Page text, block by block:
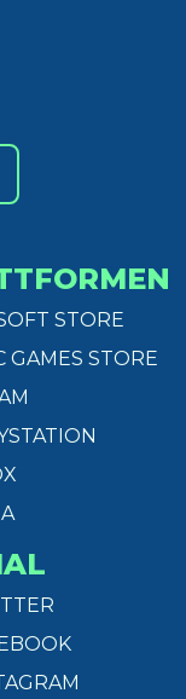
STORE
GAMES STORE